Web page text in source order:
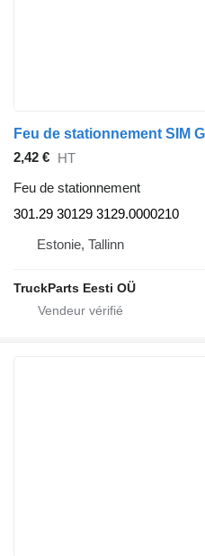
2,42 € HT
Feu de stationnement
301.29 30129 3129.0000210
Estonie, Tallinn
TruckParts Eesti OÜ